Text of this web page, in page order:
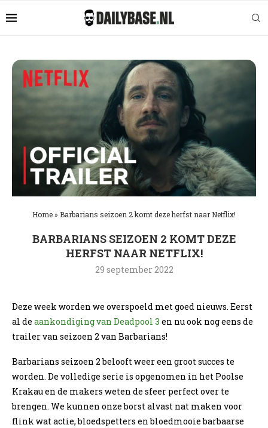
Home» Barbarians seizoen 2 komt deze herfst naar Netflix!
BARBARIANS SEIZOEN 2 KOMT DEZE
HERFST NAAR NETFLIX!
29 september 2022
Deze week worden we overspoeld met goed nieuws. Eerst
al de aankondiging van Deadpool 3 en nu ook nog eens de
trailer van seizoen 2 van Barbarians!
Barbarians seizoen 2 belooft weer een groot succes te
worden. De volledige serie is opgenomen in het Poolse
Krakau en de makers weten de sfeer perfect over te
brengen. We kunnen onze borst alvast nat maken voor
flink wat actie, bloedspetters en bloedmooie barbaarse